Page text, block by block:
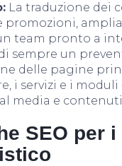
La traduzione dei
promozioni,
team pronto a
sempre un
delle pagine
i servizi e i
media e
SEO per